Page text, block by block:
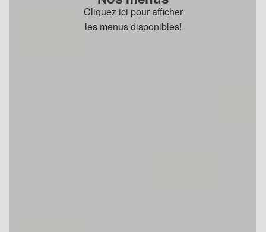
Cliquez ici pour afficher
les menus disponibles!